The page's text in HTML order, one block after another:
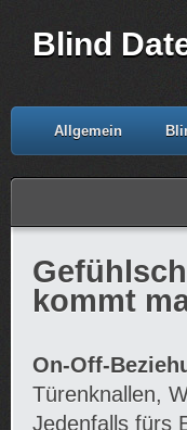
Blind
Allgemein
kommt
On-Off-
Türenknallen,
Jedenfalls fürs